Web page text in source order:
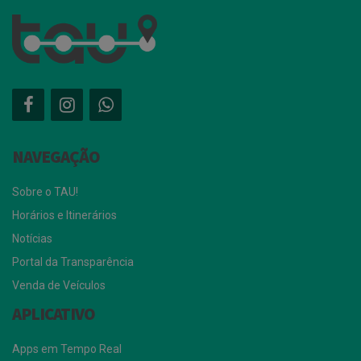
NAVEGAÇÃO
Sobre o TAU!
Horários e Itinerários
Notícias
Portal da Transparência
Venda de Veículos
APLICATIVO
Apps em Tempo Real